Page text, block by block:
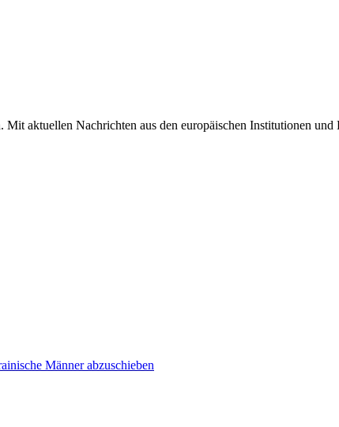
aktuellen Nachrichten aus den europäischen Institutionen
Männer abzuschieben